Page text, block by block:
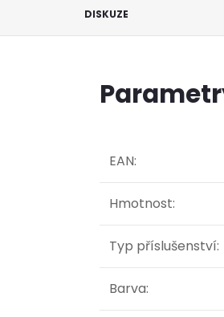
DISKUZE
EAN:
Hmotnost:
Typ příslušenství:
Barva: